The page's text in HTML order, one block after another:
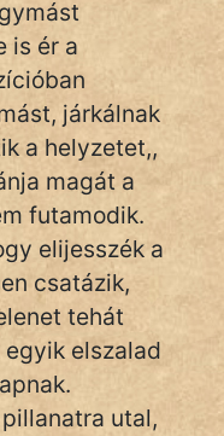
is ér a
járkálnak
a helyzetet,,
magát a
futamodik.
elijesszék a
csatázik,
tehát
elszalad
utal,